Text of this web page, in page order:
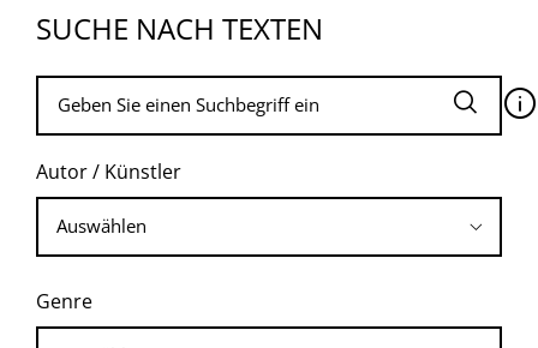
SUCHE NACH TEXTEN
🛈
Autor / Künstler
Genre